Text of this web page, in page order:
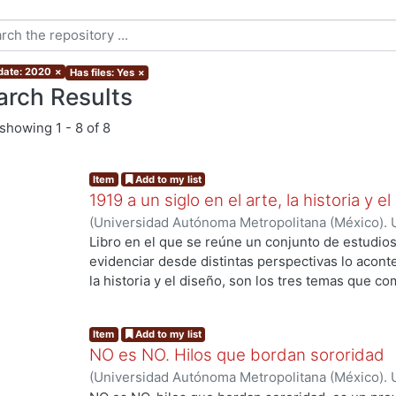
2020 × Has files: Yes ×
Results
1 - 8 of 8
Item Add to my list
1919 a un siglo en el arte, la historia y
(Universidad Autónoma Metropolitana (México).
Ciencias y Artes para el Diseño.,2022-07)
Chavarrría, Edzná ;Herrera, Luis Carlos; Díaz
Mondragón, Sandra;Soto Walls, Luis Jorge;
Garay Vargas, Elisa
María Guadalupe
Libro en el que se reúne un conjunto de
evidenciar desde distintas perspectivas lo
la historia y el diseño, son los tres temas que
este marco de referencia temporal, que
académica ya sea como objetos de estudio en sí
profesionales. Tan sólo en el caso del diseño,
Item Add to my list
NO es NO. Hilos que bordan sororidad
(Universidad Autónoma Metropolitana (México).